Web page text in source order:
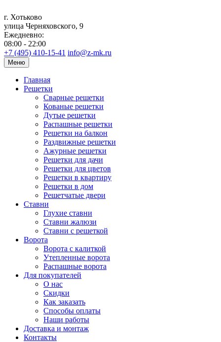
г. Хотьково
улица Черняховского, 9
Ежедневно:
08:00 - 22:00
+7 (495) 410-15-41 info@z-mk.ru
Меню
Главная
Решетки
Сварные решетки
Кованые решетки
Дутые решетки
Распашные решетки
Решетки на балкон
Раздвижные решетки
Ажурные решетки
Решетки для дачи
Решетки для цветов
Решетки в квартиру
Решетки в дом
Решетчатые двери
Ставни
Глухие ставни
Ставни жалюзи
Ставни с решеткой
Ворота
Ворота с калиткой
Утепленные ворота
Распашные ворота
Для покупателей
О нас
Скидки
Как заказать
Способы оплаты
Наши работы
Доставка и монтаж
Контакты